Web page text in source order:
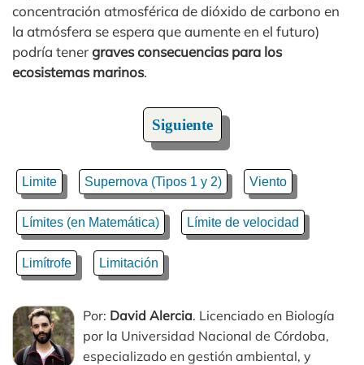
concentración atmosférica de dióxido de carbono en
la atmósfera se espera que aumente en el futuro)
podría tenergraves consecuencias para los
ecosistemas marinos.
Siguiente
Limite Supernova (Tipos 1 y 2) Viento
Límites (en Matemática) Límite de velocidad
Limítrofe Limitación
Por: David Alercia. Licenciado en Biología
por la Universidad Nacional de Córdoba,
especializado en gestión ambiental, y